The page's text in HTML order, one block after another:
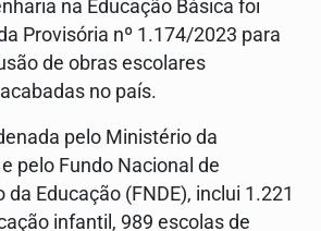
na Educação Básica foi
Provisória nº 1.174/2023 para
de obras escolares
no país.
pelo Ministério da
pelo Fundo Nacional de
Educação (FNDE), inclui 1.221
infantil, 989 escolas de